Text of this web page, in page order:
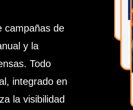
campañas de
y la
Todo
integrado en
la visibilidad